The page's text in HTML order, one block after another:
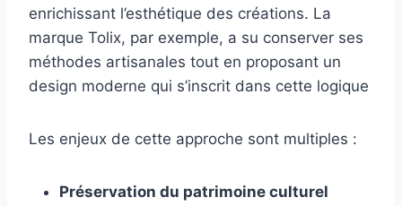
enrichissant l’esthétique des créations. La
marque Tolix, par exemple, a su conserver ses
méthodes artisanales tout en proposant un
design moderne qui s’inscrit dans cette logique
Les enjeux de cette approche sont multiples :
Préservation du patrimoine culturel